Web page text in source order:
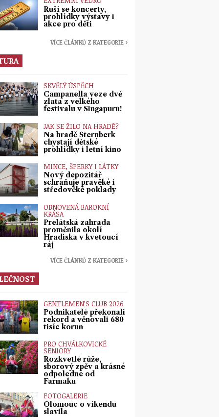
Ruší se koncerty,
prohlídky výstavy i
akce pro děti
VÍCE ČLÁNKŮ Z KATEGORIE ›
SKVĚLÝ ÚSPĚCH
Campanella veze dvě
zlata z velkého
festivalu v Singapuru!
JAK SE ŽILO NA HRADĚ?
Na hradě Šternberk
chystají dětské
prohlídky i letní kino
MINCE, ŠPERKY I LÁTKY
Nový depozitář
schraňuje pravěké i
středověké poklady
OBNOVENÁ BAROKNÍ
KRÁSA
Prelátská zahrada
proměnila okolí
Hradiska v kvetoucí
ráj
VÍCE ČLÁNKŮ Z KATEGORIE ›
GENTLEMEN’S CLUB 2026
Podnikatelé překonali
rekord a věnovali 680
tisíc korun
PRO CHVÁLKOVICKÉ
SENIORY
Rozkvetlé růže,
sborový zpěv a krásné
odpoledne od
Farmaku
FOTOGALERIE
Olomouc o víkendu
slavila